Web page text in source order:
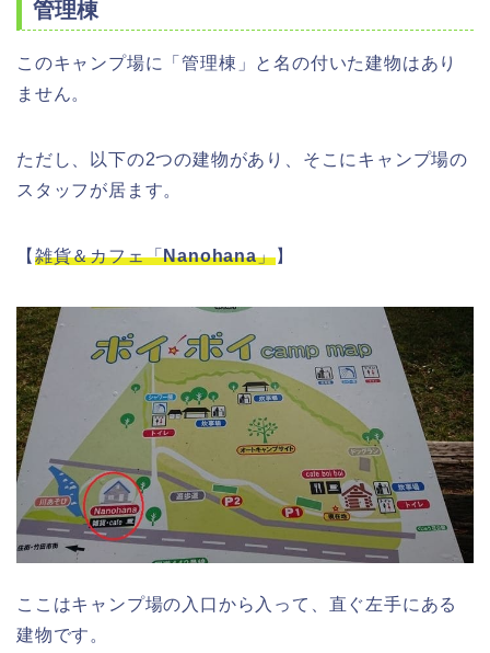
管理棟
このキャンプ場に「管理棟」と名の付いた建物はあり
ません。
ただし、以下の2つの建物があり、そこにキャンプ場の
スタッフが居ます。
【 雑貨＆カフェ「Nanohana」】
ここはキャンプ場の入口から入って、直ぐ左手にある
建物です。